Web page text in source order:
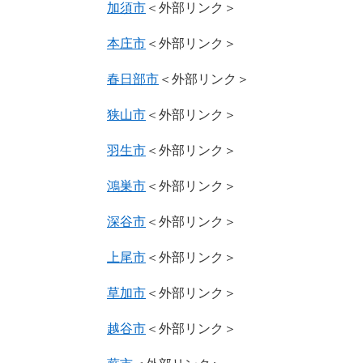
加須市 ＜外部リンク＞
本庄市 ＜外部リンク＞
春日部市 ＜外部リンク＞
狭山市 ＜外部リンク＞
羽生市 ＜外部リンク＞
鴻巣市 ＜外部リンク＞
深谷市 ＜外部リンク＞
上尾市 ＜外部リンク＞
草加市 ＜外部リンク＞
越谷市 ＜外部リンク＞